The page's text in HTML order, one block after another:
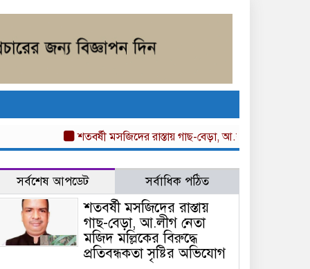
শতবর্ষী মসজিদের রাস্তায় গাছ-বেড়া, আ.লীগ নেতা মজিদ
সর্বশেষ আপডেট সর্বাধিক পঠিত
শতবর্ষী মসজিদের রাস্তায়
গাছ-বেড়া, আ.লীগ নেতা
মজিদ মল্লিকের বিরুদ্ধে
প্রতিবন্ধকতা সৃষ্টির অভিযোগ